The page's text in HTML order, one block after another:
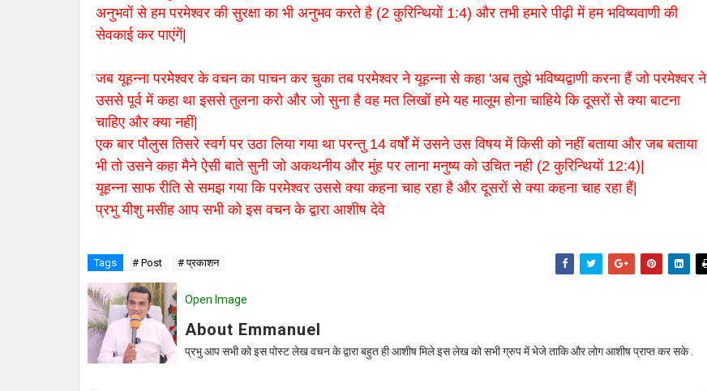
अनुभवों से हम परमेश्वर की सुरक्षा का भी अनुभव करते है (2 कुरिन्थियों 1:4) और तभी हमारे पीढ़ी में हम भविष्यवाणी की
सेवकाई कर पाएंगें|
जब यूहन्ना परमेश्वर के वचन का पाचन कर चुका तब परमेश्वर ने यूहन्ना से कहा 'अब तुझे भविष्यद्वाणी करना हैं जो परमेश्वर ने
उससे पूर्व में कहा था इससे तुलना करो और जो सुना है वह मत लिखों हमे यह मालूम होना चाहिये कि दूसरों से क्या बाटना
चाहिए और क्या नहीं|
एक बार पौलुस तिसरे स्वर्ग पर उठा लिया गया था परन्तु 14 वर्षों में उसने उस विषय में किसी को नहीं बताया और जब बताया
भी तो उसने कहा मैने ऐसी बाते सुनी जो अकथनीय और मुंह पर लाना मनुष्य को उचित नही (2 कुरिन्थियों 12:4)|
यूहन्ना साफ रीति से समझ गया कि परमेश्वर उससे क्या कहना चाह रहा है और दूसरों से क्या कहना चाह रहा हैं|
प्रभु यीशु मसीह आप सभी को इस वचन के द्वारा आशीष देवे
Tags # Post # प्रकाशन
Open Image
About Emmanuel
प्रभु आप सभी को इस पोस्ट लेख वचन के द्वारा बहुत ही आशीष मिले इस लेख को सभी ग्रुप में भेजे ताकि और लोग आशीष प्राप्त कर सके .